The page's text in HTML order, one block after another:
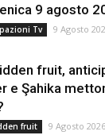
9 agosto
Tv 9 Agosto
fruit,
e Şahika
fruit 9 Agosto 2026